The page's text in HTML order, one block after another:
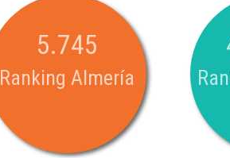
5.745
Ranking Almería